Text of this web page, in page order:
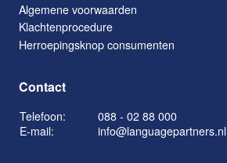
Algemene voorwaarden
Klachtenprocedure
Herroepingsknop consumenten
Contact
Telefoon:
088 - 02 88 000
E-mail:
info@languagepartners.nl